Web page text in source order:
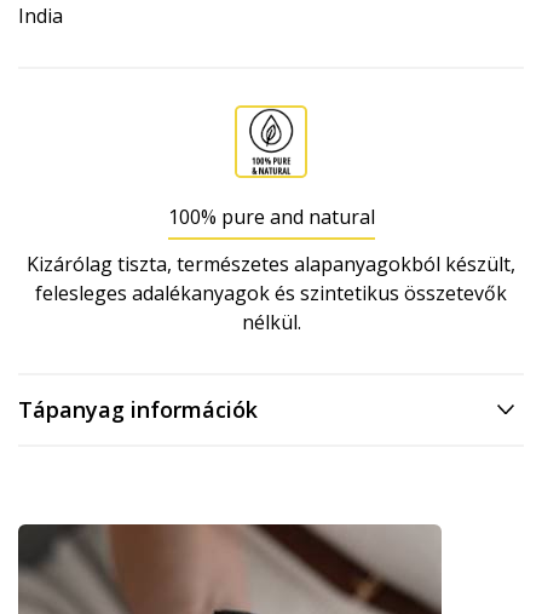
India
100% pure and natural
Kizárólag tiszta, természetes alapanyagokból készült,
felesleges adalékanyagok és szintetikus összetevők
nélkül.
Tápanyag információk